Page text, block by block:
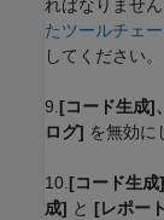
ればなりませ
たツールチェ
してください。
9. [コード生成]
ログ] を無効に
10. [コード生
成] と [レポー